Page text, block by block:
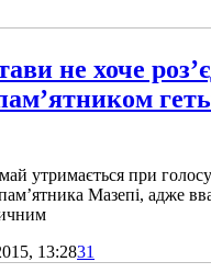
не хоче
утримається при
Мазепі, адже
13:2831